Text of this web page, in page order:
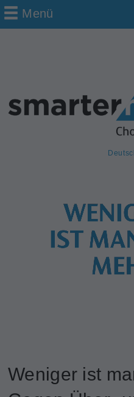
Menü
Weniger ist